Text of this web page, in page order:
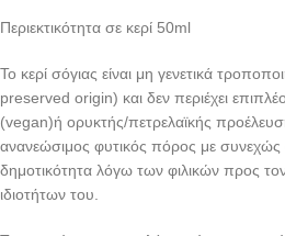
Περιεκτικότητα σε κερί 50ml
Το κερί σόγιας είναι μη γενετικά
preserved origin) και δεν περιέχει
(vegan)ή ορυκτής/πετρελαϊκής
ανανεώσιμος φυτικός πόρος με
δημοτικότητα λόγω των φιλικών προς
ιδιοτήτων του.